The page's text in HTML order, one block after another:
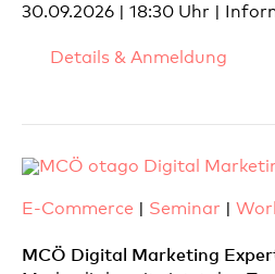
30.09.2026 | 18:30 Uhr |
Details & Anmeldung
E-Commerce | Seminar |
MCÖ Digital Marketing